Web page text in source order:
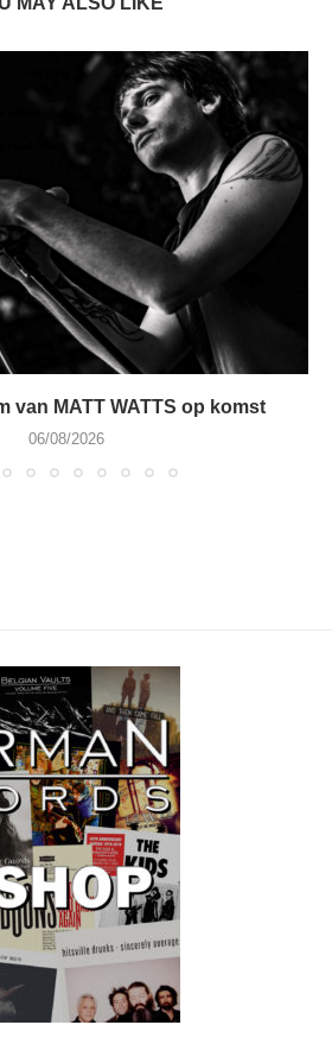
van MATT WATTS op komst
06/08/2026